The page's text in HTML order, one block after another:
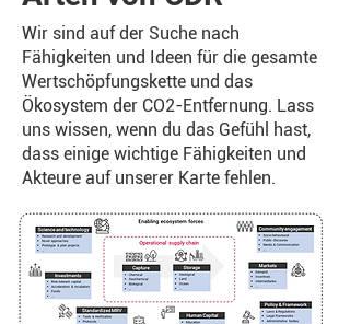
Wir sind auf der Suche nach
Fähigkeiten und Ideen für die gesamte
Wertschöpfungskette und das
Ökosystem der CO2-Entfernung. Lass
uns wissen, wenn du das Gefühl hast,
dass einige wichtige Fähigkeiten und
Akteure auf unserer Karte fehlen.